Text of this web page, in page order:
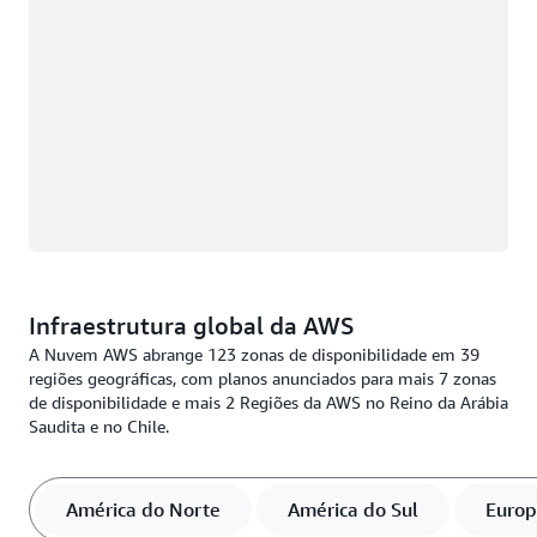
Infraestrutura global da AWS
A Nuvem AWS abrange 123 zonas de disponibilidade em 39
regiões geográficas, com planos anunciados para mais 7 zonas
de disponibilidade e mais 2 Regiões da AWS no Reino da Arábia
Saudita e no Chile.
América do Norte América do Sul